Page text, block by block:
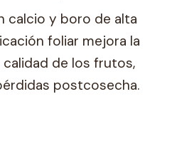
calcio y boro de alta
foliar mejora la
de los frutos,
postcosecha.